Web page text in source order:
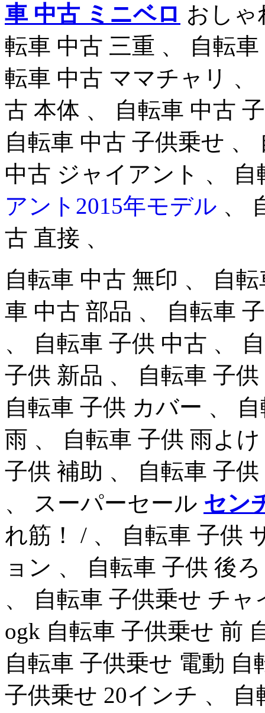
車 中古 ミニベロ おしゃ
転車 中古 三重 、 自転
転車 中古 ママチャリ
古 本体 、 自転車 中古
自転車 中古 子供乗せ
中古 ジャイアント 、
アント2015年モデル 、
古 直接 、
自転車 中古 無印 、 自
車 中古 部品 、 自転車
、 自転車 子供 中古 、
子供 新品 、 自転車 子
自転車 子供 カバー 、
雨 、 自転車 子供 雨よ
子供 補助 、 自転車 子
、 スーパーセール セン
れ筋！ / 、 自転車 子供
ョン 、 自転車 子供 後
、 自転車 子供乗せ チ
ogk 自転車 子供乗せ 前
自転車 子供乗せ 電動
子供乗せ 20インチ 、